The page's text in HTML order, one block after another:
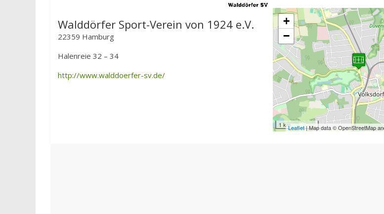
+
−
1 kmLeaflet| Map data © OpenStreetMap
Walddörfer Sport-Verein von 1924 e.V.
22359 Hamburg
Halenreie 32 – 34
http://www.walddoerfer-sv.de/